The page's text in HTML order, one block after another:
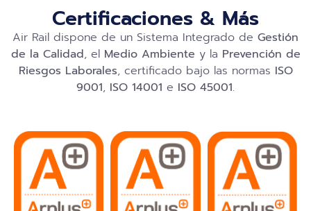
Certificaciones & Más
Air Rail dispone de un Sistema Integrado de Gestión
de la Calidad, el Medio Ambiente y la Prevención de
Riesgos Laborales, certificado bajo las normas ISO
9001, ISO 14001 e ISO 45001.